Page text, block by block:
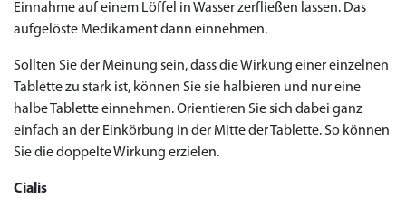
Einnahme auf einem Löffel in Wasser zerfließen lassen. Das
aufgelöste Medikament dann einnehmen.
Sollten Sie der Meinung sein, dass die Wirkung einer einzelnen
Tablette zu stark ist, können Sie sie halbieren und nur eine
halbe Tablette einnehmen. Orientieren Sie sich dabei ganz
einfach an der Einkörbung in der Mitte der Tablette. So können
Sie die doppelte Wirkung erzielen.
Cialis